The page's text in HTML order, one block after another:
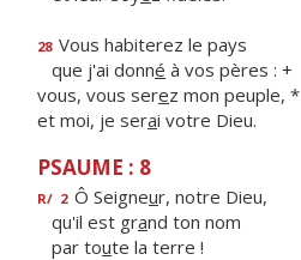
28 Vous habiterez le pays
que j'ai donné à vos pères : +
vous, vous serez mon peuple, *
et moi, je serai votre Dieu.
PSAUME : 8
R/ 2 Ô Seigneur, notre Dieu,
qu'il est grand ton nom
par toute la terre !